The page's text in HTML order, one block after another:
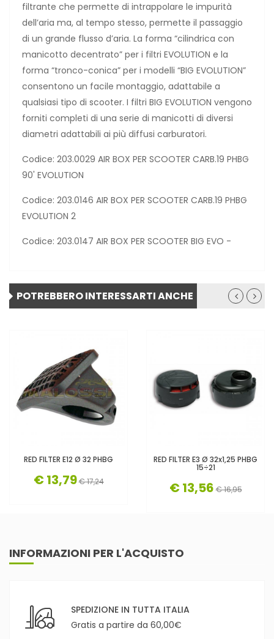
filtrante che permette di intrappolare le impurità
dell’aria ma, al tempo stesso, permette il passaggio
di un grande flusso d’aria. La forma “cilindrica con
manicotto decentrato” per i filtri EVOLUTION e la
forma “tronco-conica” per i modelli “BIG EVOLUTION”
consentono un facile montaggio, adattabile a
qualsiasi tipo di scooter. I filtri BIG EVOLUTION vengono
forniti completi di una serie di manicotti di diversi
diametri adattabili ai più diffusi carburatori.
Codice: 203.0029 AIR BOX PER SCOOTER CARB.19 PHBG
90' EVOLUTION
Codice: 203.0146 AIR BOX PER SCOOTER CARB.19 PHBG
EVOLUTION 2
Codice: 203.0147 AIR BOX PER SCOOTER BIG EVO -
POTREBBERO INTERESSARTI ANCHE
RED FILTER E12 Ø 32 PHBG
€ 13,79€ 17,24
RED FILTER E3 Ø 32x1,25 PHBG
15÷21
€ 13,56 € 16,95
INFORMAZIONI PER L'ACQUISTO
SPEDIZIONE IN TUTTA ITALIA
Gratis a partire da 60,00€